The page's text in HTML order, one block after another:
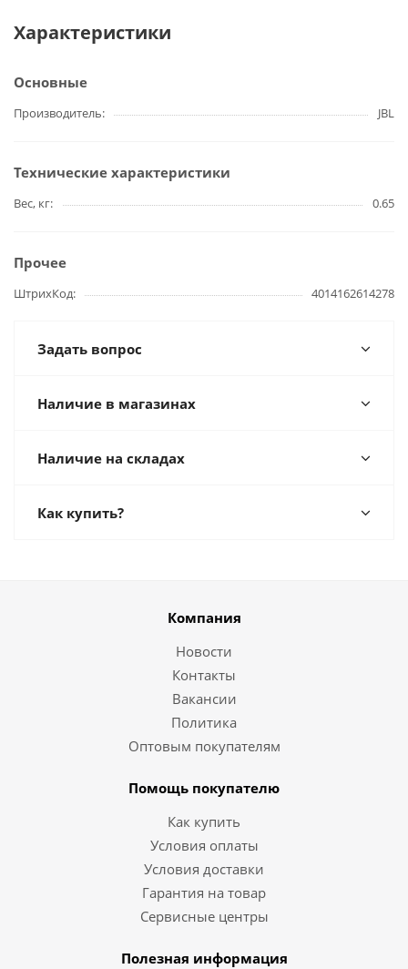
Характеристики
Основные
Производитель JBL
Технические характеристики
Вес, кг 0.65
Прочее
ШтрихКод 4014162614278
Задать вопрос
Наличие в магазинах
Наличие на складах
Как купить?
Компания
Новости
Контакты
Вакансии
Политика
Оптовым покупателям
Помощь покупателю
Как купить
Условия оплаты
Условия доставки
Гарантия на товар
Сервисные центры
Полезная информация